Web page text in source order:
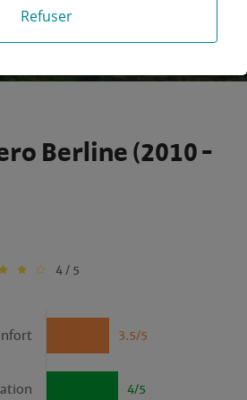
Berline (2010 -
4 / 5
3.5/5
4/5
Refuser